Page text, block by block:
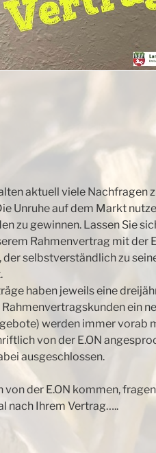
aktuell viele Nachfragen
Unruhe auf dem Markt
zu gewinnen. Lassen Sie
Rahmenvertrag mitder
selbstverständlich zu
haben jeweils eine
ein
werden immer vorab
von der E.ON
ausgeschlossen.
der E.ON kommen,
nach Ihrem Vertrag…..